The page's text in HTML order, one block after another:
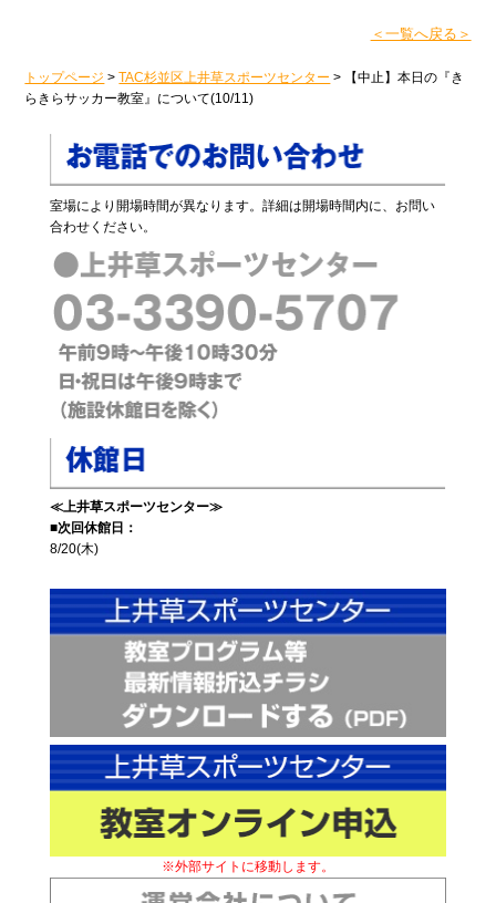
＜一覧へ戻る＞
トップページ >TAC杉並区上井草スポーツセンター >
【中止】本日の『き
らきらサッカー教室』について(10/11)
室場により開場時間が異なります。詳細は開場時間内に、お問い
合わせください。
≪上井草スポーツセンター≫
■次回休館日：
8/20(木)
※外部サイトに移動します。